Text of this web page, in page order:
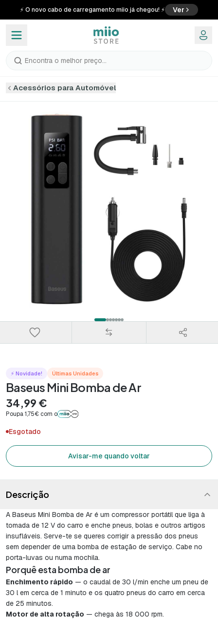
⚡ O novo cabo de carregamento miio já chegou! ⚡ Ver
Encontra o melhor preço...
Acessórios para Automóvel
⚡ Novidade! Últimas Unidades
Baseus Mini Bomba de Ar
34,99 €
Poupa 1,75€ com o
Esgotado
Avisar-me quando voltar
Descrição
A Baseus Mini Bomba de Ar é um compressor portátil que liga à
tomada de 12 V do carro e enche pneus, bolas e outros artigos
insufláveis. Serve-te se queres corrigir a pressão dos pneus
sem depender de uma bomba de estação de serviço. Cabe no
porta-luvas ou numa mochila.
Porquê esta bomba de ar
Enchimento rápido — o caudal de 30 l/min enche um pneu de
30 l em cerca de 1 minuto e os quatro pneus do carro em cerca
de 25 minutos.
Motor de alta rotação — chega às 18 000 rpm.